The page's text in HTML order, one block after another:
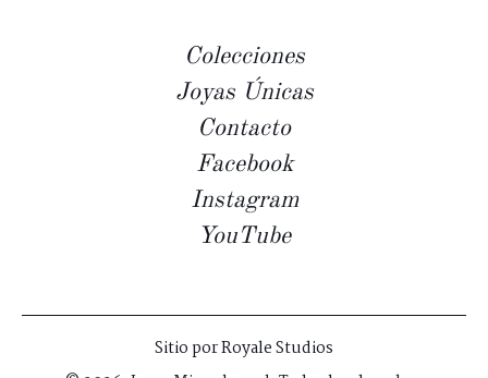
Colecciones
Joyas Únicas
Contacto
Facebook
Instagram
YouTube
Sitio porRoyale Studios